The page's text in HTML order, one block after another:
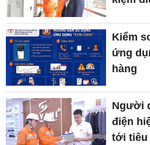
Kiểm
ứng
hàng
Người
điện
tới tiêu